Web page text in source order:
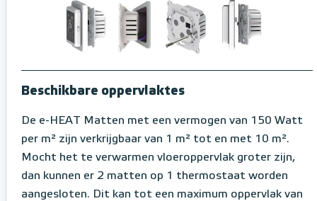
Beschikbare oppervlaktes
De e-HEAT Matten met een vermogen van 150 Watt
per m² zijn verkrijgbaar van 1 m² tot en met 10 m².
Mocht het te verwarmen vloeroppervlak groter zijn,
dan kunnen er 2 matten op 1 thermostaat worden
aangesloten. Dit kan tot een maximum oppervlak van